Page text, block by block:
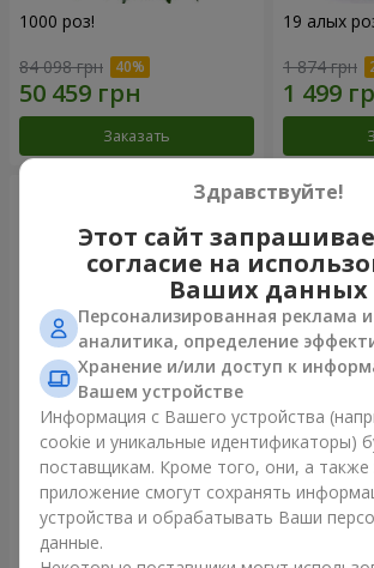
1000 роз!
84 098 грн
Заказать
19 алых
1 874 грн
75 белых роз
6 570 грн
Букет «Ты
10 941 грн
Здравствуйте!
Этот сайт
согласие на
Ваших данных
Персонализированная реклама
аналитика, определение
Хранение и/или доступ к
Вашем устройстве
Информация с Вашего устройства
cookie и уникальные идентификаторы)
поставщикам. Кроме того, они, а также
приложение смогут сохранять
устройства и обрабатывать Ваши
данные.